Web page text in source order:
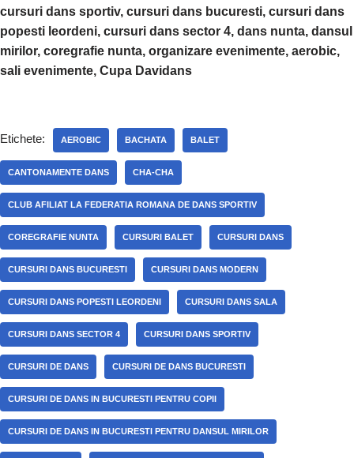
cursuri dans sportiv, cursuri dans bucuresti, cursuri dans
popesti leordeni, cursuri dans sector 4, dans nunta, dansul
mirilor, coregrafie nunta, organizare evenimente, aerobic,
sali evenimente, Cupa Davidans
Etichete: AEROBIC BACHATA BALET
CANTONAMENTE DANS CHA-CHA
CLUB AFILIAT LA FEDERATIA ROMANA DE DANS SPORTIV
COREGRAFIE NUNTA CURSURI BALET CURSURI DANS
CURSURI DANS BUCURESTI CURSURI DANS MODERN
CURSURI DANS POPESTI LEORDENI CURSURI DANS SALA
CURSURI DANS SECTOR 4 CURSURI DANS SPORTIV
CURSURI DE DANS CURSURI DE DANS BUCURESTI
CURSURI DE DANS IN BUCURESTI PENTRU COPII
CURSURI DE DANS IN BUCURESTI PENTRU DANSUL MIRILOR